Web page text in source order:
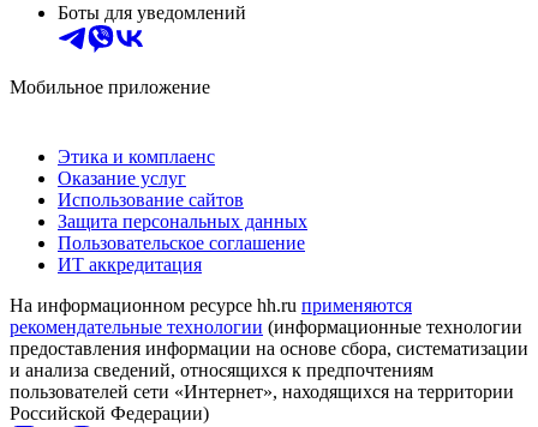
Боты для уведомлений
Мобильное приложение
Этика и комплаенс
Оказание услуг
Использование сайтов
Защита персональных данных
Пользовательское соглашение
ИТ аккредитация
На информационном ресурсе hh.ru применяются
рекомендательные технологии (информационные технологии
предоставления информации на основе сбора, систематизации
и анализа сведений, относящихся к предпочтениям
пользователей сети «Интернет», находящихся на территории
Российской Федерации)